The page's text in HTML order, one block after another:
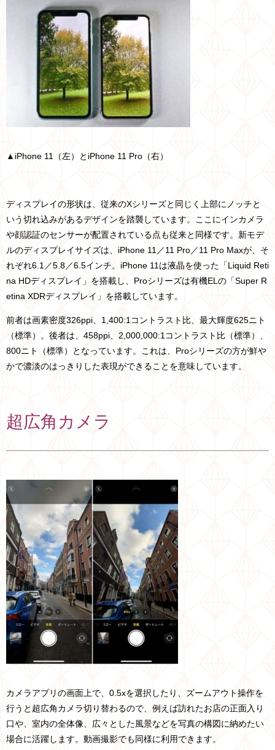
▲iPhone 11（左）とiPhone 11 Pro（右）
ディスプレイの形状は、従来のXシリーズと同じく上部にノッチと
いう切れ込みがあるデザインを踏襲しています。ここにインカメラ
や顔認証のセンサーが配置されている点も従来と同様です。新モデ
ルのディスプレイサイズは、iPhone 11／11 Pro／11 Pro Maxが、そ
れぞれ6.1／5.8／6.5インチ。iPhone 11は液晶を使った「Liquid Reti
na HDディスプレイ」を搭載し、Proシリーズは有機ELの「Super R
etina XDRディスプレイ」を搭載しています。
前者は画素密度326ppi、1,400:1コントラスト比、最大輝度625ニト
（標準）。後者は、458ppi、2,000,000:1コントラスト比（標準）、
800ニト（標準）となっています。これは、Proシリーズの方が鮮や
かで濃淡のはっきりした表現ができることを意味しています。
超広角カメラ
カメラアプリの画面上で、0.5xを選択したり、ズームアウト操作を
行うと超広角カメラ切り替わるので、例えば訪れたお店の正面入り
口や、室内の全体像、広々とした風景などを写真の構図に納めたい
場合に活躍します。動画撮影でも同様に利用できます。